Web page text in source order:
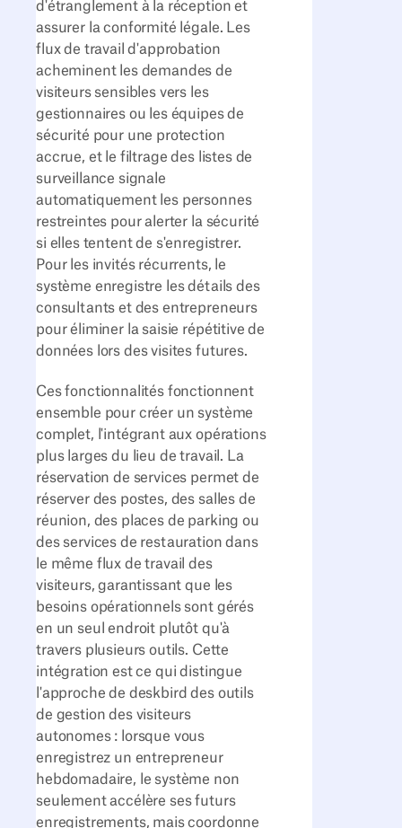
d'étranglement à la réception et
assurer la conformité légale. Les
flux de travail d'approbation
acheminent les demandes de
visiteurs sensibles vers les
gestionnaires ou les équipes de
sécurité pour une protection
accrue, et le filtrage des listes de
surveillance signale
automatiquement les personnes
restreintes pour alerter la sécurité
si elles tentent de s'enregistrer.
Pour les invités récurrents, le
système enregistre les détails des
consultants et des entrepreneurs
pour éliminer la saisie répétitive de
données lors des visites futures.
Ces fonctionnalités fonctionnent
ensemble pour créer un système
complet, l'intégrant aux opérations
plus larges du lieu de travail. La
réservation de services permet de
réserver des postes, des salles de
réunion, des places de parking ou
des services de restauration dans
le même flux de travail des
visiteurs, garantissant que les
besoins opérationnels sont gérés
en un seul endroit plutôt qu'à
travers plusieurs outils. Cette
intégration est ce qui distingue
l'approche de deskbird des outils
de gestion des visiteurs
autonomes : lorsque vous
enregistrez un entrepreneur
hebdomadaire, le système non
seulement accélère ses futurs
enregistrements, mais coordonne